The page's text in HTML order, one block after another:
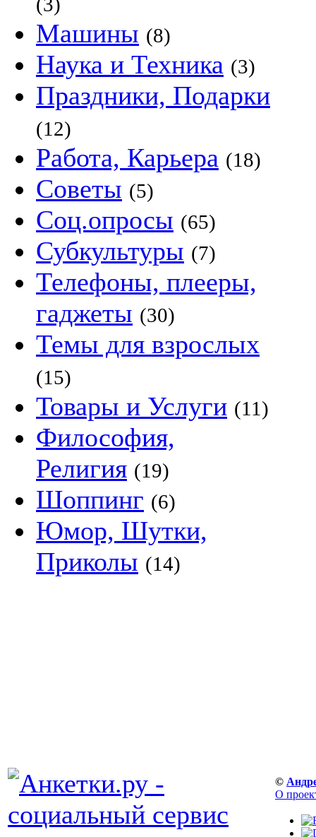
Машины (8)
Наука и Техника (3)
Праздники, Подарки
(12)
Работа, Карьера (18)
Советы (5)
Соц.опросы (65)
Субкультуры (7)
Телефоны, плееры,
гаджеты (30)
Темы для взрослых
(15)
Товары и Услуги (11)
Философия,
Религия (19)
Шоппинг (6)
Юмор, Шутки,
Приколы (14)
©
О